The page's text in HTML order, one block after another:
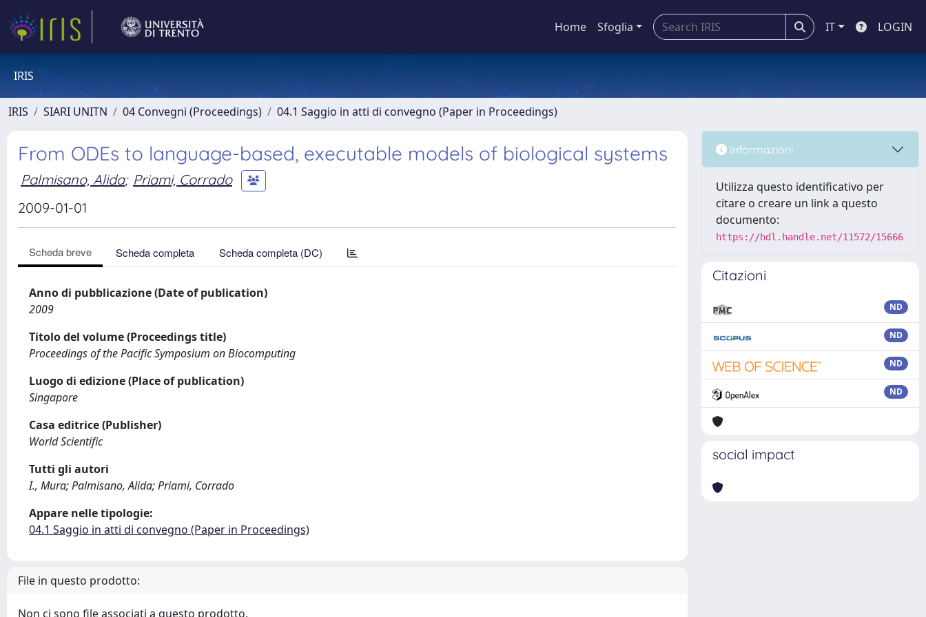
Home Sfoglia IT LOGIN
IRIS
IRIS SIARI UNITN 04 Convegni (Proceedings) 04.1 Saggio in atti di convegno (Paper in Proceedings)
From ODEs to language-based, executable models of biological systems
Palmisano, Alida; Priami, Corrado
2009-01-01
Scheda breve Scheda completa Scheda completa (DC)
Anno di pubblicazione (Date of publication)
2009
Titolo del volume (Proceedings title)
Proceedings of the Pacific Symposium on Biocomputing
Luogo di edizione (Place of publication)
Singapore
Casa editrice (Publisher)
World Scientific
Tutti gli autori
I., Mura; Palmisano, Alida; Priami, Corrado
Appare nelle tipologie:
04.1 Saggio in atti di convegno (Paper in Proceedings)
File in questo prodotto:
Non ci sono file associati a questo prodotto.
Informazioni
Utilizza questo identificativo per
citare o creare un link a questo
documento:
https://hdl.handle.net/11572/15666
Citazioni
ND
ND
ND
ND
social impact